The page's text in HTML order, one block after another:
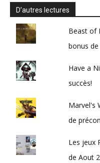
D’autres lectures
Beast of
bonus
Have a
succès!
Marvel's
de
Les jeux
de Aout